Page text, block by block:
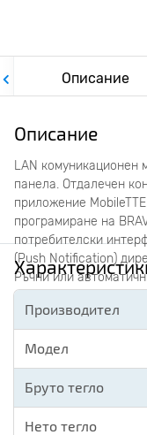
Описание
Описание
LAN комуникационен
панела. Отдалечен
приложение
програмиране на
потребителски
(Push Notification)
Ръчни или
Производител
Модел
Бруто тегло
Нето тегло